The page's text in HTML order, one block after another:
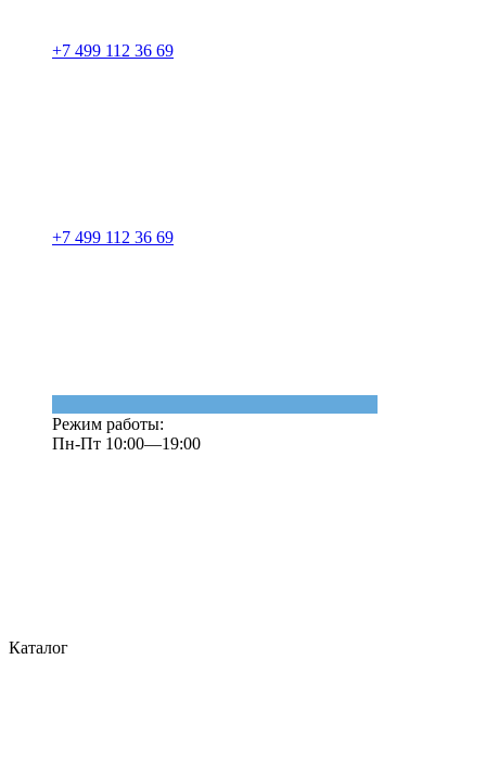
+7 499 112 36 69
+7 499 112 36 69
Режим работы:
Пн-Пт 10:00—19:00
Каталог